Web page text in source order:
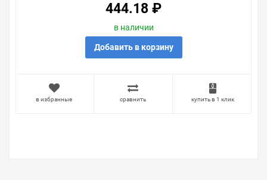
444.18 ₽
в наличии
Добавить в корзину
в избранные сравнить купить в 1 клик